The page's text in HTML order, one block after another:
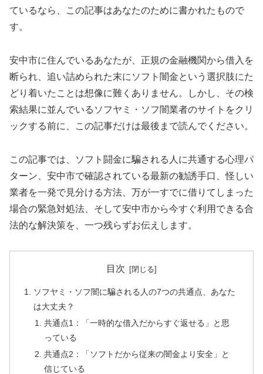
ているなら、この記事はあなたのために書かれたもので
す。
安中市に住んでいるあなたが、正規の金融機関から借入を
断られ、追い詰められた末にソフト闇金という選択肢にた
どり着いたことは想像に難くありません。しかし、その検
索結果に並んでいるソフヤミ・ソフ闇業者のサイトをクリ
ックする前に、この記事だけは最後まで読んでください。
この記事では、ソフト闘金に騙される人に共通する心理パ
ターン、安中市で確認されている最新の勧誘手口、怪しい
業者を一発で見分ける方法、万が一すでに借りてしまった
場合の緊急対処法、そして安中市から今すぐ利用できる合
法的な解決策を、一つ残らずお伝えします。
目次
ソフヤミ・ソフ闇に騙される人の7つの共通点、あなた
は大丈夫？
共通点1：「一時的な借入だからすぐ返せる」と思
っている
共通点2：「ソフトだから従来の闇金より安全」と
信じている